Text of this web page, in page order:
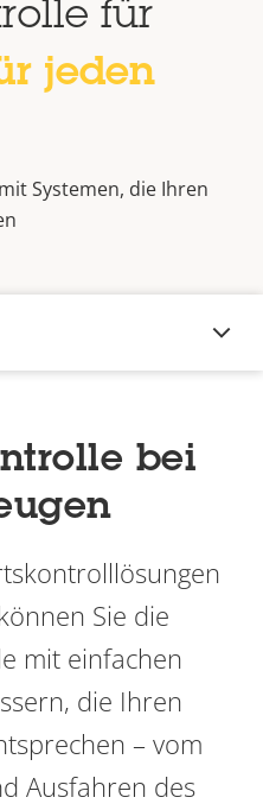
für
jeden
Systemen, die Ihren
bei
Sie die
mit einfachen
die Ihren
– vom
Ausfahren des